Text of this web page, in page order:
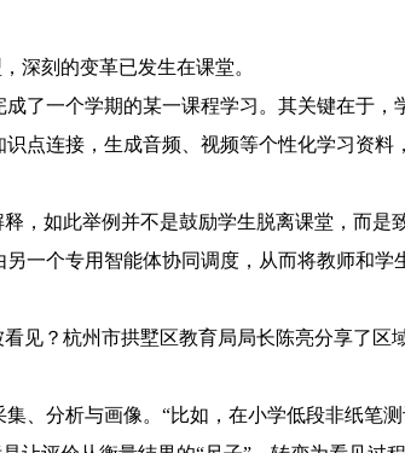
深刻的变革已发生在课堂。
了一个学期的某一课程学习。其关键在于，
点连接，生成音频、视频等个性化学习资料
，如此举例并不是鼓励学生脱离课堂，而是
一个专用智能体协同调度，从而将教师和学
见？杭州市拱墅区教育局局长陈亮分享了区
、分析与画像。“比如，在小学低段非纸笔